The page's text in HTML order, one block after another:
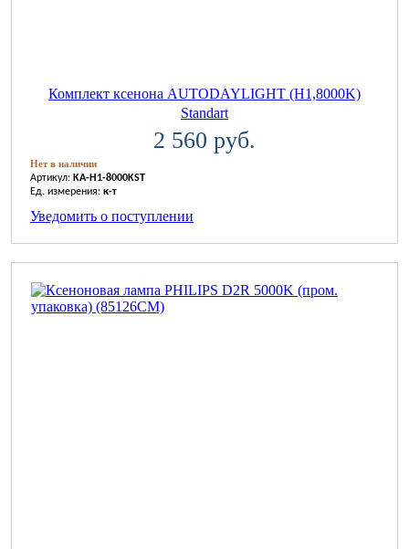
Комплект ксенона AUTODAYLIGHT (H1,8000K)
Standart
2 560 руб.
Нет в наличии
Артикул: KA-H1-8000KST
Ед. измерения: к-т
Уведомить о поступлении